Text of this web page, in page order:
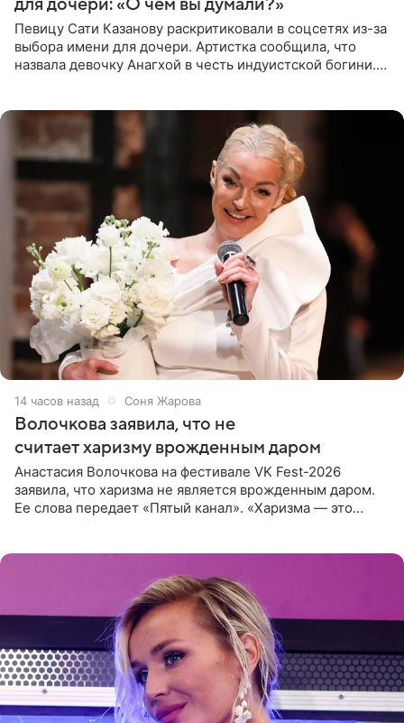
для дочери: «О чем вы думали?»
Певицу Сати Казанову раскритиковали в соцсетях из-за
выбора имени для дочери. Артистка сообщила, что
назвала девочку Анагхой в честь индуистской богини.
14 часов назад Соня Жарова
Волочкова заявила, что не
считает харизму врожденным даром
Анастасия Волочкова на фестивале VK Fest-2026
заявила, что харизма не является врожденным даром.
Ее слова передает «Пятый канал». «Харизма — это